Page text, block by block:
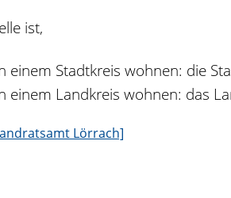
ist,
einem Stadtkreis wohnen: die
einem Landkreis wohnen: das
Lörrach]